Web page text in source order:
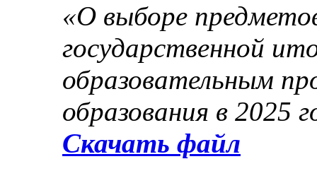
«О выборе
государственной
образовательным
образования в 2025
Скачать файл